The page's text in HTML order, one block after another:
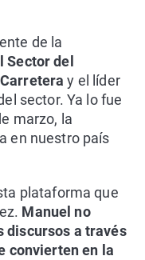
de la
Sector del
y el líder
sector. Ya lo fue
marzo, la
en nuestro país
plataforma que
Manuel no
discursos a través
convierten en la